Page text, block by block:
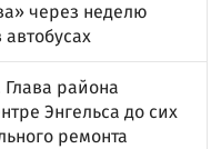
через неделю
района
Энгельса до сих
ремонта